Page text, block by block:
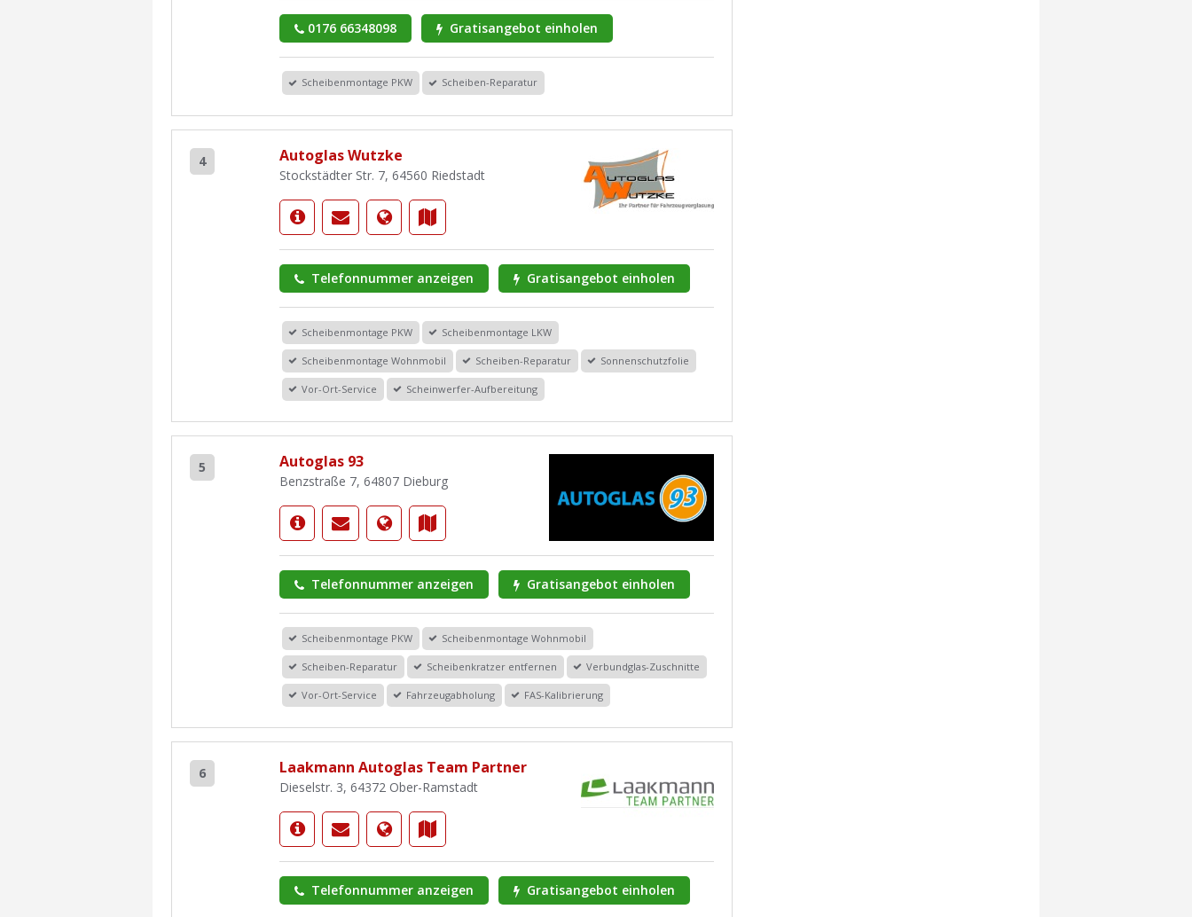
0176 66348098 Gratisangebot einholen
Scheibenmontage PKW Scheiben-Reparatur
4 Autoglas Wutzke
Stockstädter Str. 7, 64560 Riedstadt
Telefonnummer anzeigen Gratisangebot einholen
Scheibenmontage PKW Scheibenmontage LKW
Scheibenmontage Wohnmobil Scheiben-Reparatur Sonnenschutzfolie
Vor-Ort-Service Scheinwerfer-Aufbereitung
5 Autoglas 93
Benzstraße 7, 64807 Dieburg
Telefonnummer anzeigen Gratisangebot einholen
Scheibenmontage PKW Scheibenmontage Wohnmobil
Scheiben-Reparatur Scheibenkratzer entfernen Verbundglas-Zuschnitte
Vor-Ort-Service Fahrzeugabholung FAS-Kalibrierung
6 Laakmann Autoglas Team Partner
Dieselstr. 3, 64372 Ober-Ramstadt
Telefonnummer anzeigen Gratisangebot einholen